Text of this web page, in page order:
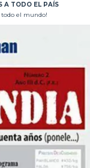
A TODO EL PAÍS
todo el mundo!